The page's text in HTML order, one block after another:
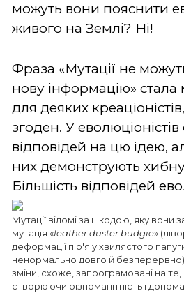
можуть вони пояснити
живого на Землі? Ні!
Фраза «Мутації не
нову інформацію»
для деяких
згоден. У еволюціоністів
відповідей на цю ідею,
них демонструють
Більшість відповідей
Мутації відомі за шкодою, яку вони
мутація «feather duster budgie»
деформації пір'я у хвилястого
ненормально довго й
зміни, схоже, запрограмовані на
створюючи різноманітність і